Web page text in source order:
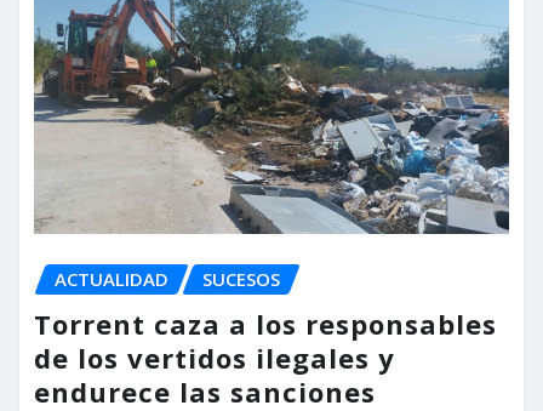
ACTUALIDAD SUCESOS
Torrent caza a los responsables
de los vertidos ilegales y
endurece las sanciones